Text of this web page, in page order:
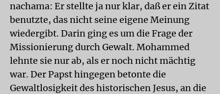
nachama: Er stellte ja nur klar, daß er ein Zitat
benutzte, das nicht seine eigene Meinung
wiedergibt. Darin ging es um die Frage der
Missionierung durch Gewalt. Mohammed
lehnte sie nur ab, als er noch nicht mächtig
war. Der Papst hingegen betonte die
Gewaltlosigkeit des historischen Jesus, an die